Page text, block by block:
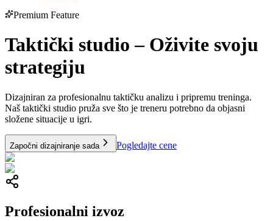
Premium Feature
Taktički studio – Oživite svoju
strategiju
Dizajniran za profesionalnu taktičku analizu i pripremu treninga.
Naš taktički studio pruža sve što je treneru potrebno da objasni
složene situacije u igri.
Započni dizajniranje sada Pogledajte cene
Profesionalni izvoz